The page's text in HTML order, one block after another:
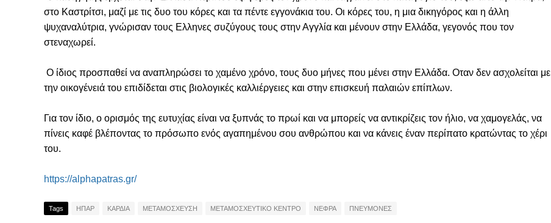
στο Καστρίτσι, μαζί με τις δυο του κόρες και τα πέντε εγγονάκια του. Οι κόρες του, η μια δικηγόρος και η άλλη
ψυχαναλύτρια, γνώρισαν τους Ελληνες συζύγους τους στην Αγγλία και μένουν στην Ελλάδα, γεγονός που τον
στεναχωρεί.
Ο ίδιος προσπαθεί να αναπληρώσει το χαμένο χρόνο, τους δυο μήνες που μένει στην Ελλάδα. Οταν δεν ασχολείται με
την οικογένειά του επιδίδεται στις βιολογικές καλλιέργειες και στην επισκευή παλαιών επίπλων.
Για τον ίδιο, ο ορισμός της ευτυχίας είναι να ξυπνάς το πρωί και να μπορείς να αντικρίζεις τον ήλιο, να χαμογελάς, να
πίνεις καφέ βλέποντας το πρόσωπο ενός αγαπημένου σου ανθρώπου και να κάνεις έναν περίπατο κρατώντας το χέρι
του.
https://alphapatras.gr/
Tags ΗΠΑΡ ΚΑΡΔΙΑ ΜΕΤΑΜΟΣΧΕΥΣΗ ΜΕΤΑΜΟΣΧΕΥΤΙΚΟ ΚΕΝΤΡΟ ΝΕΦΡΑ ΠΝΕΥΜΟΝΕΣ